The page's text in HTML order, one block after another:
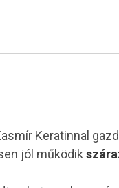
Keratinnal
jól működik